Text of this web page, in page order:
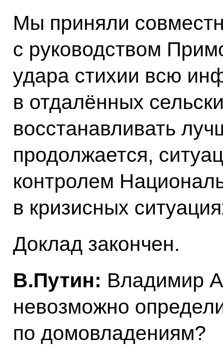
Мы приняли
с руководством
удара стихии всю
в отдалённых
восстанавливать
продолжается,
контролем
в кризисных
Доклад закончен.
В.Путин: Владимир
невозможно
по домовладениям?